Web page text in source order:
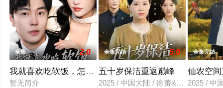
全集 2.0
我就喜欢吃软饭，怎么了
暂无简介
全集完结 5.0
五十岁保洁重返巅峰
2025 / 中国大陆 / 徐蕾&樊海鑫
全集完结
仙农空
2025 / 中